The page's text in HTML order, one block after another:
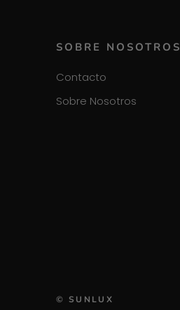
SOBRE NOSOTROS
Contacto
Sobre Nosotros
© SUNLUX